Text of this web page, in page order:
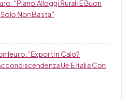
“Piano Alloggi Rurali È Buon
Non Basta”
“Export In Calo?
Ue E Italia Con